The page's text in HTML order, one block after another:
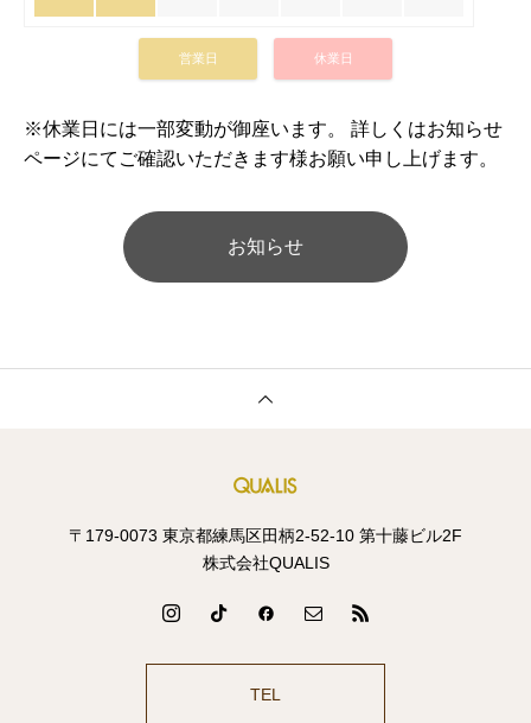
営業日 休業日
※休業日には一部変動が御座います。 詳しくはお知らせ
ページにてご確認いただきます様お願い申し上げます。
お知らせ
〒179-0073 東京都練馬区田柄2-52-10 第十藤ビル2F
株式会社QUALIS
TEL